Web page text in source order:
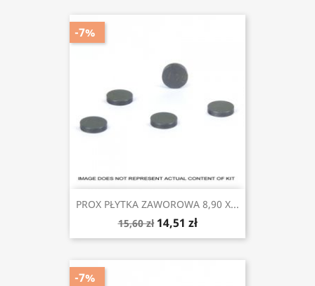
PROX PŁYTKA ZAWOROWA 8,90 X...
15,60 zł 14,51 zł
-7%
-7%